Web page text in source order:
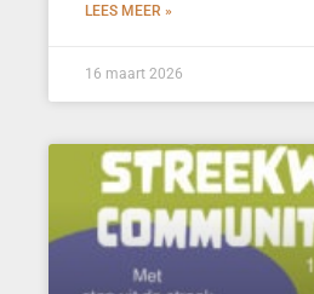
LEES MEER »
16 maart 2026